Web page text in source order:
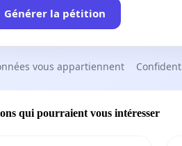
Générer la pétition
vous appartiennent
qui pourraient vous intéresser